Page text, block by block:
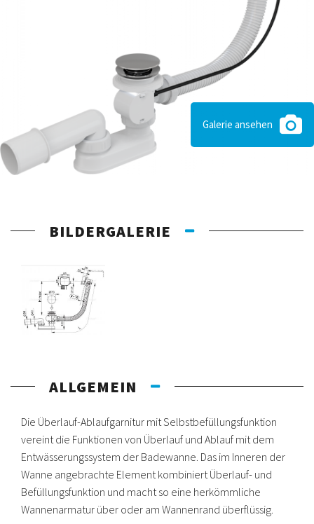
Galerie ansehen
BILDERGALERIE
ALLGEMEIN
Die Überlauf-Ablaufgarnitur mit Selbstbefüllungsfunktion
vereint die Funktionen von Überlauf und Ablauf mit dem
Entwässerungssystem der Badewanne. Das im Inneren der
Wanne angebrachte Element kombiniert Überlauf- und
Befüllungsfunktion und macht so eine herkömmliche
Wannenarmatur über oder am Wannenrand überflüssig.